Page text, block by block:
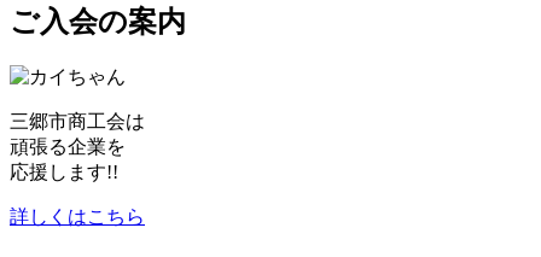
ご入会の案内
三郷市商工会は
頑張る企業を
応援します!!
詳しくはこちら